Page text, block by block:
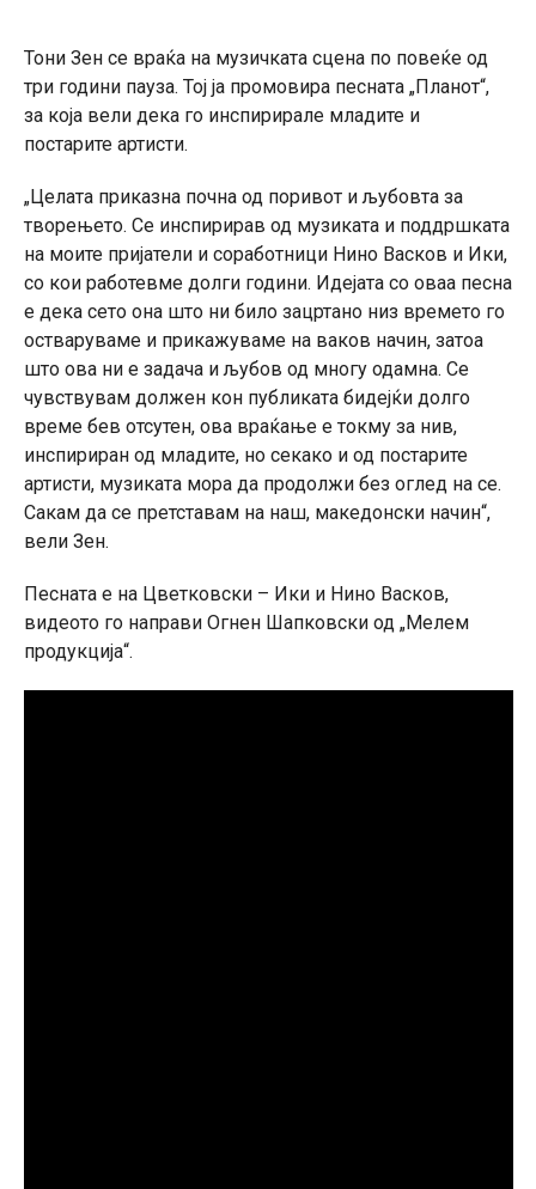
Тони Зен се враќа на музичката сцена по повеќе од
три години пауза. Тој ја промовира песната „Планот“,
за која вели дека го инспирирале младите и
постарите артисти.
„Целата приказна почна од поривот и љубовта за
творењето. Се инспирирав од музиката и поддршката
на моите пријатели и соработници Нино Васков и Ики,
со кои работевме долги години. Идејата со оваа песна
е дека сето она што ни било зацртано низ времето го
остваруваме и прикажуваме на ваков начин, затоа
што ова ни е задача и љубов од многу одамна. Се
чувствувам должен кон публиката бидејќи долго
време бев отсутен, ова враќање е токму за нив,
инспириран од младите, но секако и од постарите
артисти, музиката мора да продолжи без оглед на се.
Сакам да се претставам на наш, македонски начин“,
вели Зен.
Песната е на Цветковски – Ики и Нино Васков,
видеото го направи Огнен Шапковски од „Мелем
продукција“.